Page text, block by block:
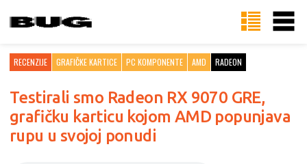
RECENZIJE GRAFIČKE KARTICE PC KOMPONENTE AMD RADEON
Testirali smo Radeon RX 9070 GRE,
grafičku karticu kojom AMD popunjava
rupu u svojoj ponudi